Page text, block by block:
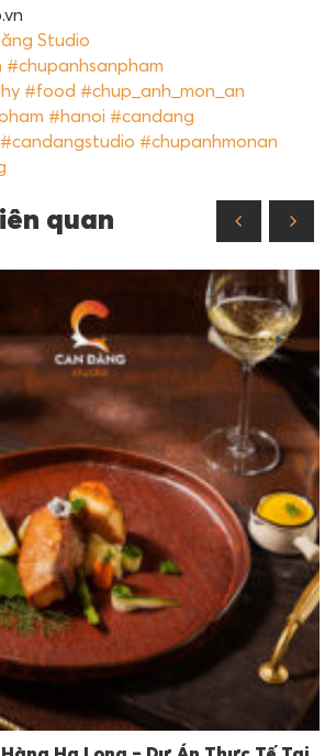
Studio
#chupanhsanpham
#food #chup_anh_mon_an
#hanoi #candang
#candangstudio #chupanhmonan
quan